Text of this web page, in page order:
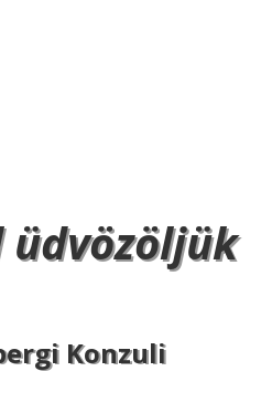
Konzuli